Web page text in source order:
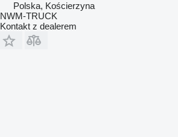
Polska, Kościerzyna
NWM-TRUCK
Kontakt z dealerem